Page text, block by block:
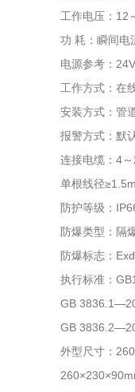
工作电压：12
功 耗：瞬间电
电源参考：
工作方式：在
安装方式：管
报警方式：默
连接电缆：4
单根线径
防护等级：
防爆类型：隔
防爆标志：
执行标准：
GB
GB
外型尺寸：